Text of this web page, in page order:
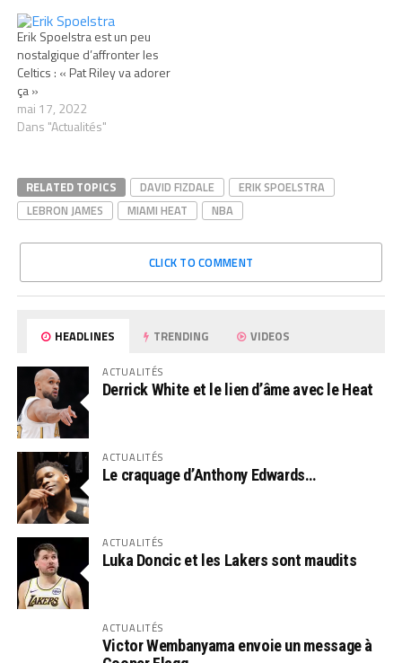
Erik Spoelstra est un peu
nostalgique d’affronter les
Celtics : « Pat Riley va adorer
ça »
mai 17, 2022
Dans "Actualités"
RELATED TOPICS DAVID FIZDALE
ERIK SPOELSTRA
LEBRON JAMES
MIAMI HEAT NBA
CLICK TO COMMENT
HEADLINES TRENDING VIDEOS
ACTUALITÉS
Derrick White et le lien d’âme avec le Heat
ACTUALITÉS
Le craquage d’Anthony Edwards…
ACTUALITÉS
Luka Doncic et les Lakers sont maudits
ACTUALITÉS
Victor Wembanyama envoie un message à